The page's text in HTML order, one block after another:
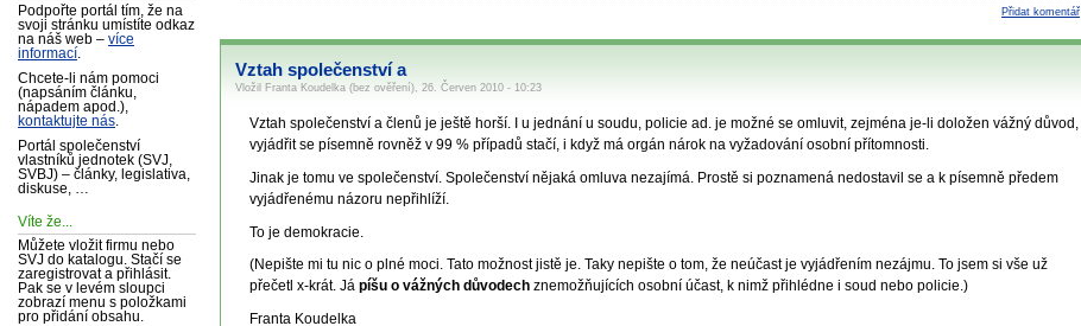
Podpořte portál tím, že na
svoji stránku umístíte odkaz
na náš web – více
informací
Chcete-li nám pomoci
(napsáním článku,
nápadem apod.),
kontaktujte nás
Portál společenství
vlastníků jednotek (SVJ,
SVBJ) – články, legislativa,
diskuse, …
Víte že...
Můžete vložit firmu nebo
SVJ do katalogu. Stačí se
zaregistrovat a přihlásit.
Pak se v levém sloupci
zobrazí menu s položkami
pro přidání obsahu.
Přidat komentář
Vztah společenství a
Vložil Franta Koudelka (bez ověření), 26. Červen 2010 - 10:23
Vztah společenství a členů je ještě horší. I u jednání u soudu, policie ad. je možné se omluvit, zejména je-li doložen vážný důvod,
vyjádřit se písemně rovněž v 99 % případů stačí, i když má orgán nárok na vyžadování osobní přítomnosti.
Jinak je tomu ve společenství. Společenství nějaká omluva nezajímá. Prostě si poznamená nedostavil se a k písemně předem
vyjádřenému názoru nepřihlíží.
To je demokracie.
(Nepište mi tu nic o plné moci. Tato možnost jistě je. Taky nepište o tom, že neúčast je vyjádřením nezájmu. To jsem si vše už
přečetl x-krát. Jápíšu o vážných důvodech znemožňujících osobní účast, k nimž přihlédne i soud nebo policie.)
Franta Koudelka